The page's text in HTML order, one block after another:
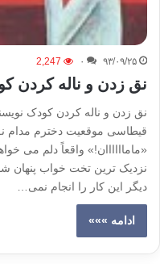
۹۳/۰۹/۲۵ ۰ 2,247
نق زدن و ناله کردن
نق زدن و ناله کردن کودک
قیطاسی موقعیت دخترم مدام
«ماماااااان!» واقعاً دلم می
نزدیک ترین تخت خواب پنهان
دیگر این کار را انجام نمی…
ادامه »»»